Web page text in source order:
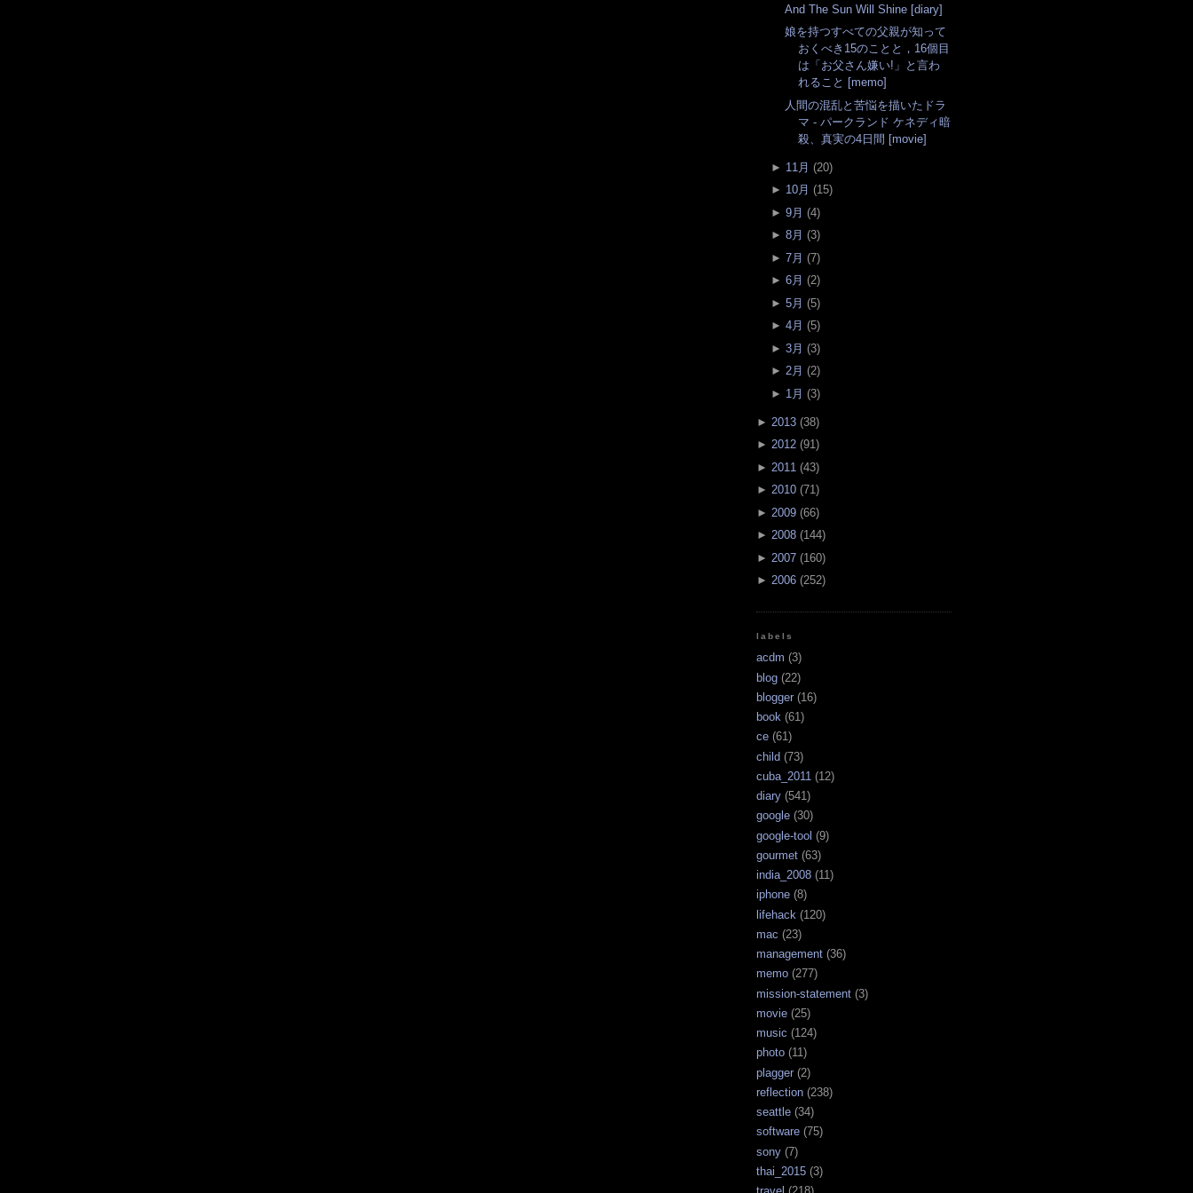
And The Sun Will Shine [diary]
娘を持つすべての父親が知って
おくべき15のことと，16個目
は「お父さん嫌い!」と言わ
れること [memo]
人間の混乱と苦悩を描いたドラ
マ - パークランド ケネディ暗
殺、真実の4日間 [movie]
► 11月 (20)
► 10月 (15)
► 9月 (4)
► 8月 (3)
► 7月 (7)
► 6月 (2)
► 5月 (5)
► 4月 (5)
► 3月 (3)
► 2月 (2)
► 1月 (3)
► 2013 (38)
► 2012 (91)
► 2011 (43)
► 2010 (71)
► 2009 (66)
► 2008 (144)
► 2007 (160)
► 2006 (252)
labels
acdm (3)
blog (22)
blogger (16)
book (61)
ce (61)
child (73)
cuba_2011 (12)
diary (541)
google (30)
google-tool (9)
gourmet (63)
india_2008 (11)
iphone (8)
lifehack (120)
mac (23)
management (36)
memo (277)
mission-statement (3)
movie (25)
music (124)
photo (11)
plagger (2)
reflection (238)
seattle (34)
software (75)
sony (7)
thai_2015 (3)